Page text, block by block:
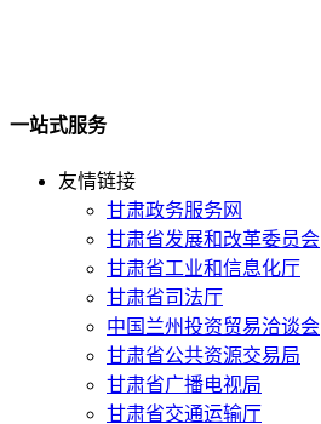
一站式服务
友情链接
甘肃政务服务网
甘肃省发展和改革委员会
甘肃省工业和信息化厅
甘肃省司法厅
中国兰州投资贸易洽谈会
甘肃省公共资源交易局
甘肃省广播电视局
甘肃省交通运输厅